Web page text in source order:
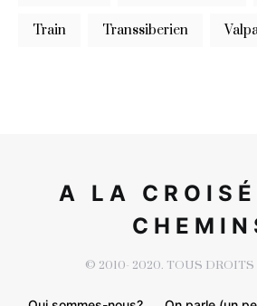
Train Transsiberien
A LA
© 2010- 2020. TOUS DROITS